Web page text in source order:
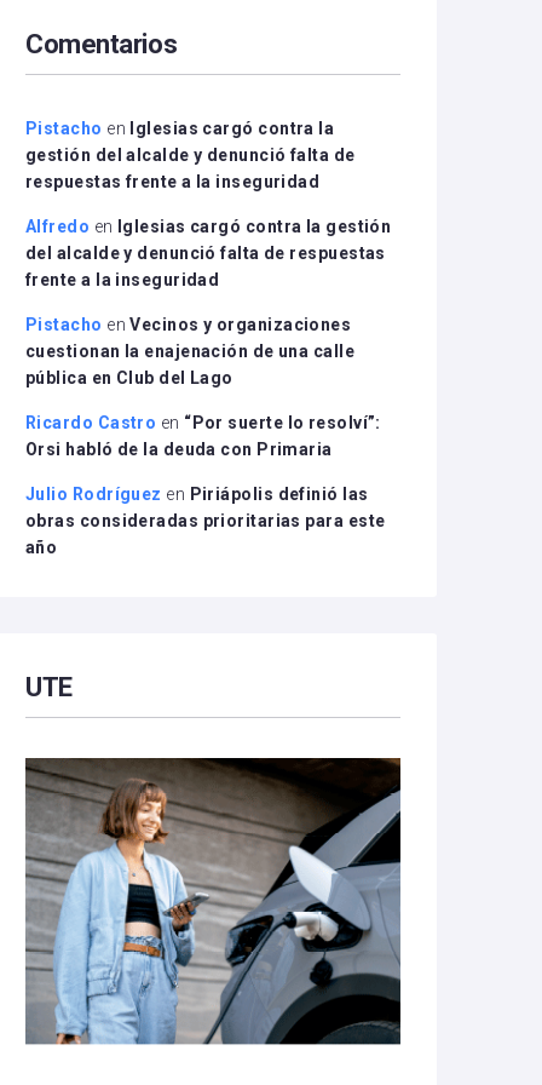
disminuir
el
Comentarios
Pistacho en
Iglesias cargó contra la
gestión del alcalde y denunció falta de
respuestas frente a la inseguridad
Alfredo en
Iglesias cargó contra la gestión
del alcalde y denunció falta de respuestas
frente a la inseguridad
Pistacho enVecinos y organizaciones
cuestionan la enajenación de una calle
pública en Club del Lago
Ricardo Castro en “Por suerte lo resolví”:
Orsi habló de la deuda con Primaria
Julio Rodríguez en Piriápolis definió las
obras consideradas prioritarias para este
año
UTE